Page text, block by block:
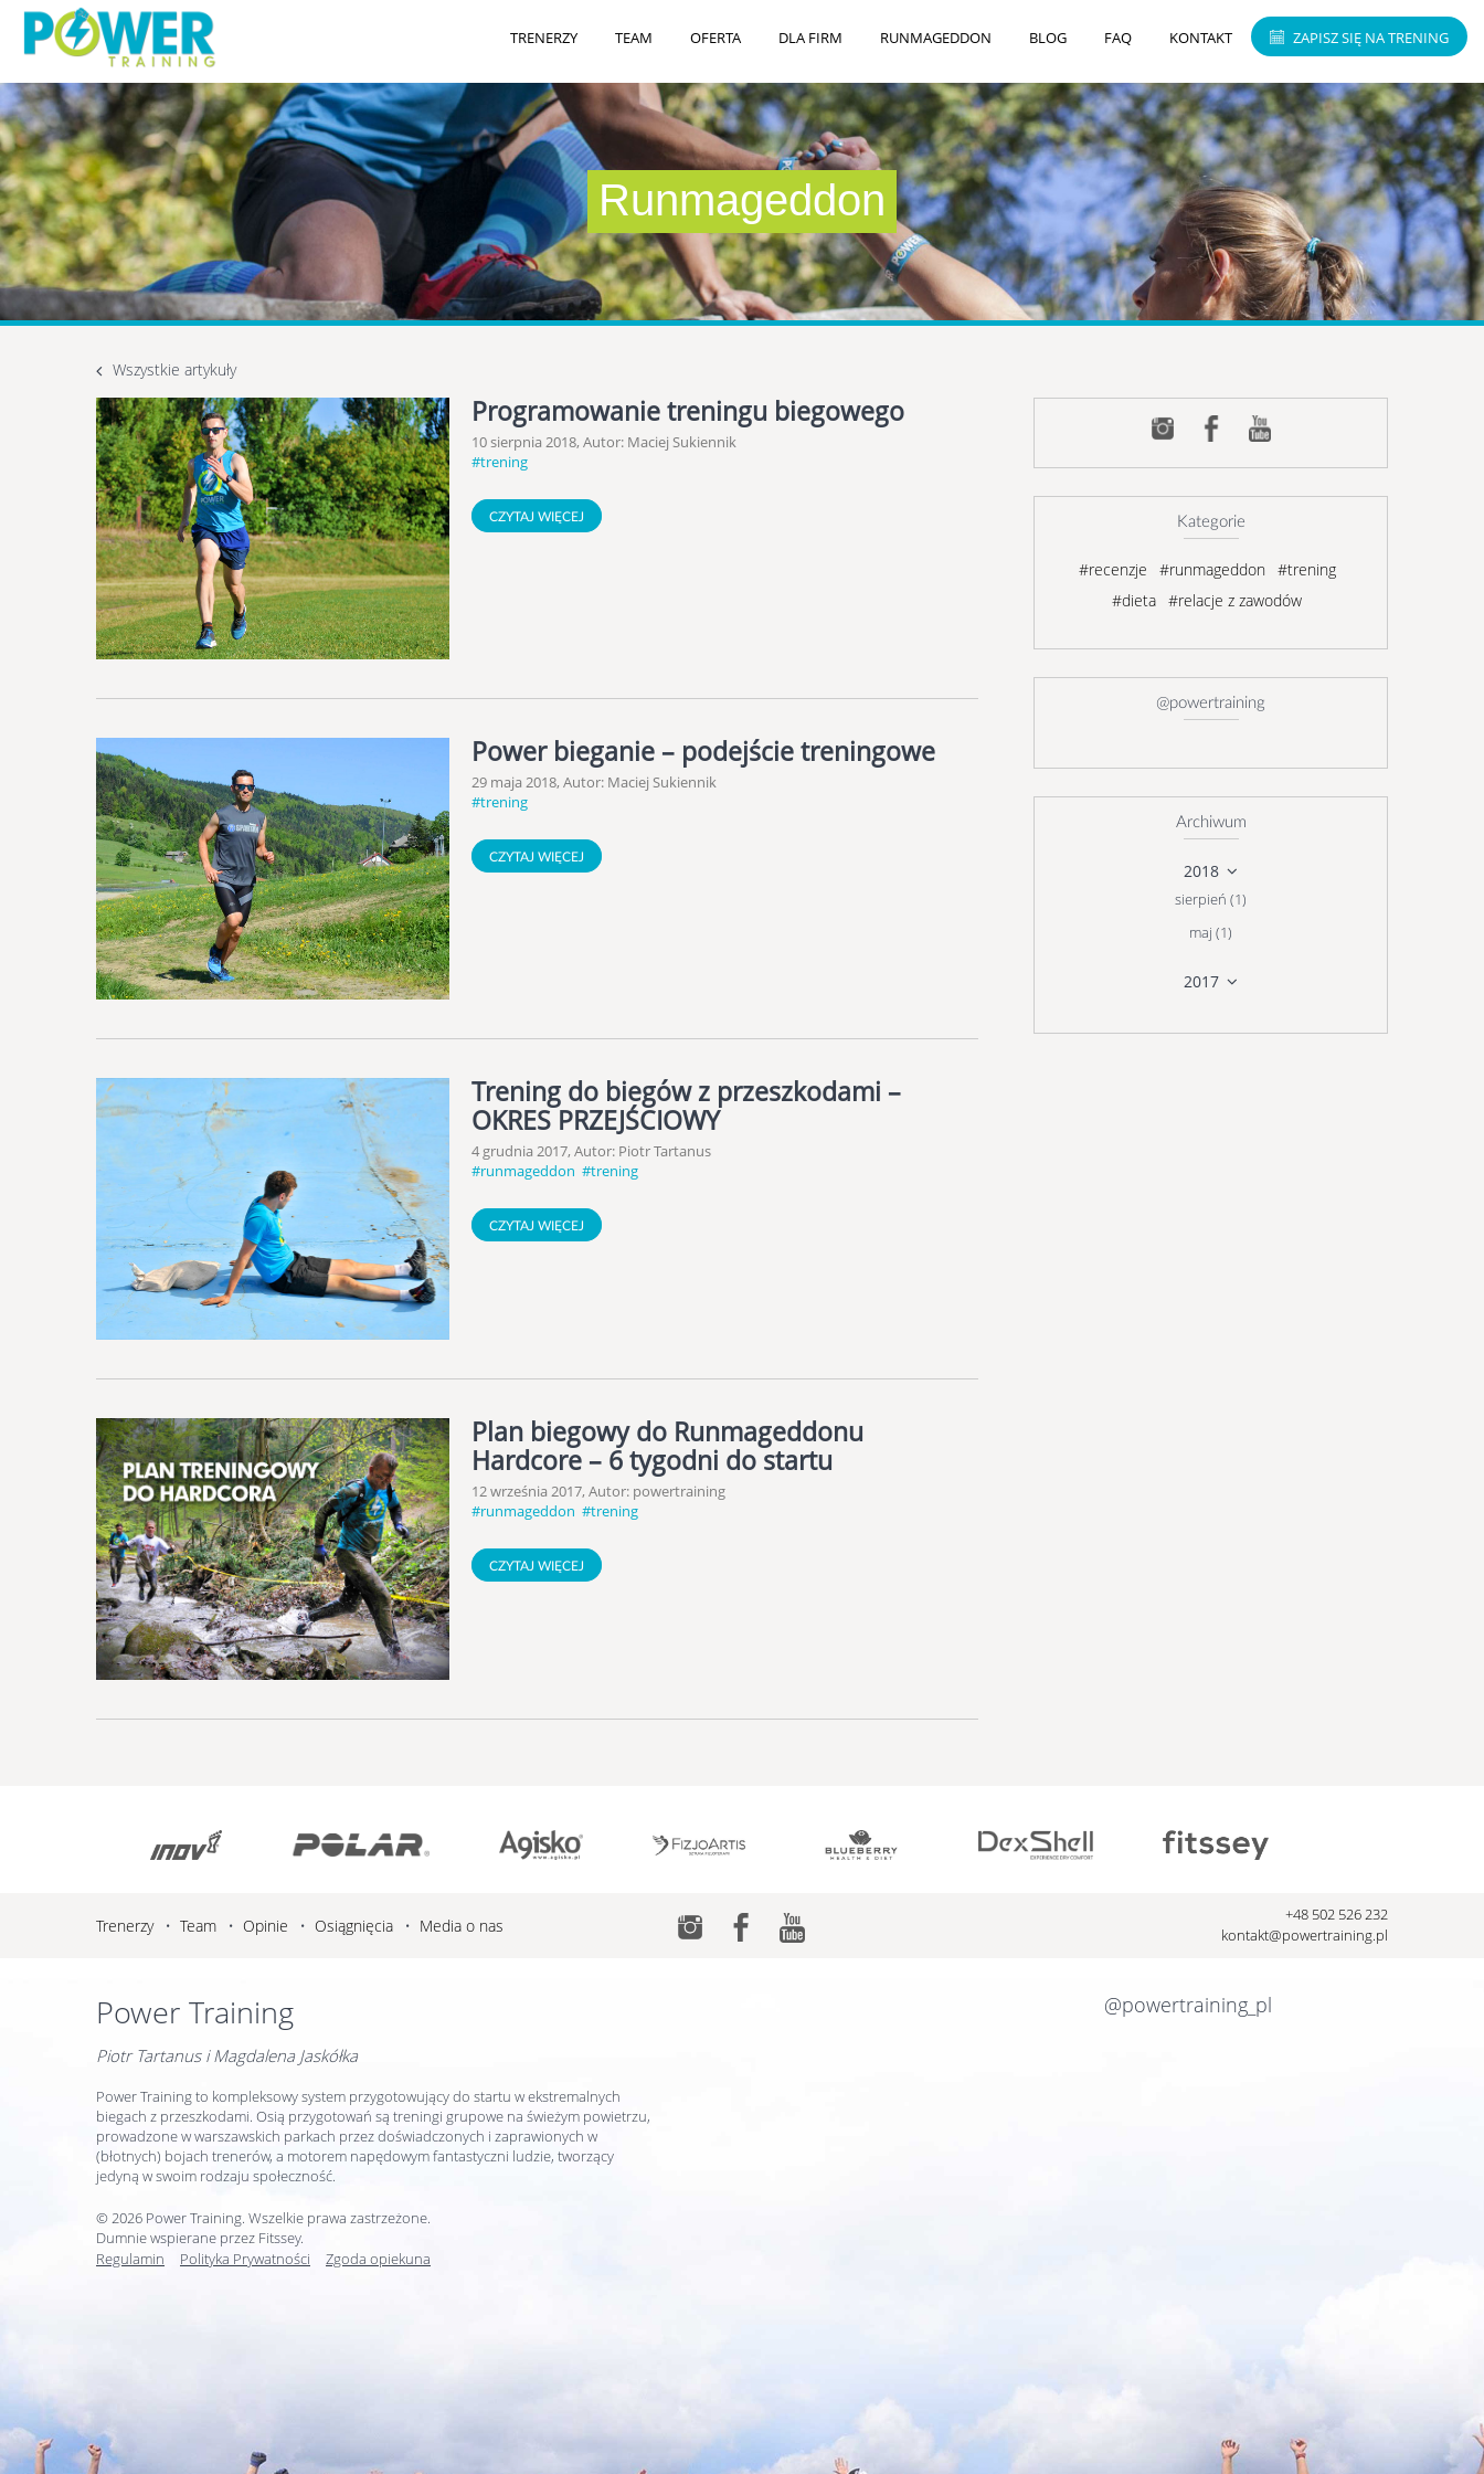
TRENERZY TEAM OFERTA DLA FIRM RUNMAGEDDON BLOG FAQ KONTAKT ZAPISZ SIĘ NA TRENING
Runmageddon
Wszystkie artykuły
Programowanie treningu biegowego
10 sierpnia 2018, Autor: Maciej Sukiennik
#trening
CZYTAJ WIĘCEJ
Power bieganie – podejście treningowe
29 maja 2018, Autor: Maciej Sukiennik
#trening
CZYTAJ WIĘCEJ
Trening do biegów z przeszkodami –
OKRES PRZEJŚCIOWY
4 grudnia 2017, Autor: Piotr Tartanus
#runmageddon #trening
CZYTAJ WIĘCEJ
Plan biegowy do Runmageddonu
Hardcore – 6 tygodni do startu
12 września 2017, Autor: powertraining
#runmageddon #trening
CZYTAJ WIĘCEJ
Kategorie
#recenzje #runmageddon
#trening
#dieta #relacje z zawodów
@powertraining
Archiwum
2018
sierpień (1)
maj (1)
2017
Trenerzy Team Opinie Osiągnięcia Media o nas
+48 502 526 232
kontakt@powertraining.pl
@powertraining_pl
Power Training
Piotr Tartanus i Magdalena Jaskółka
Power Training to kompleksowy system przygotowujący do startu w ekstremalnych
biegach z przeszkodami. Osią przygotowań są treningi grupowe na świeżym powietrzu,
prowadzone w warszawskich parkach przez doświadczonych i zaprawionych w
(błotnych) bojach trenerów, a motorem napędowym fantastyczni ludzie, tworzący
jedyną w swoim rodzaju społeczność.
© 2026 Power Training. Wszelkie prawa zastrzeżone.
Dumnie wspierane przez Fitssey.
Regulamin
Polityka Prywatności Zgoda opiekuna